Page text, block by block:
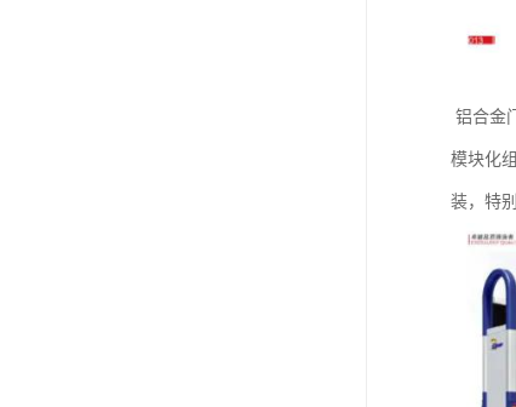
铝合金
模块化
装，特